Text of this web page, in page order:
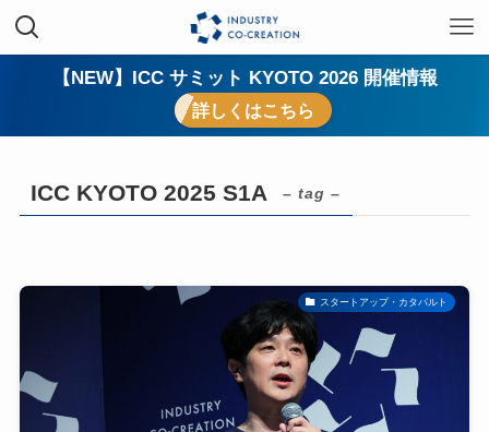
【NEW】ICC サミット KYOTO 2026 開催情報
詳しくはこちら
ICC KYOTO 2025 S1A – tag –
スタートアップ・カタパルト